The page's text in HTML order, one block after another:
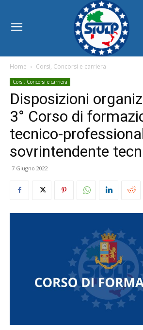
Home Corsi, Concorsi e carriera
Corsi, Concorsi e carriera
Disposizioni
3° Corso di
tecnico-
sovrintendente
7 Giugno 2022